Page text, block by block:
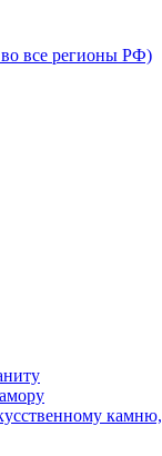
все регионы РФ)
камню,